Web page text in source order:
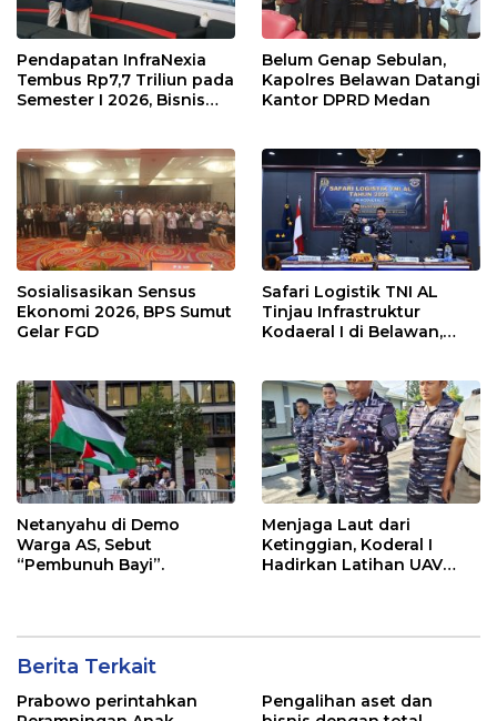
Pendapatan InfraNexia
Tembus Rp7,7 Triliun pada
Semester I 2026, Bisnis
Belum Genap Sebulan,
Kapolres Belawan Datangi
Kantor DPRD Medan
Sosialisasikan Sensus
Ekonomi 2026, BPS Sumut
Gelar FGD
Safari Logistik TNI AL
Tinjau Infrastruktur
Kodaeral I di Belawan,
Netanyahu di Demo
Warga AS, Sebut
“Pembunuh Bayi”.
Menjaga Laut dari
Ketinggian, Koderal I
Hadirkan Latihan UAV
Berita Terkait
Prabowo perintahkan
Pengalihan aset dan